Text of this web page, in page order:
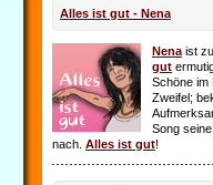
Alles ist gut - Nena
Nena ist
gut
Schöne im
Zweifel;
Song
nach. Alles ist gut!